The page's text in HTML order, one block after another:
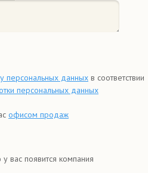
персональных данных в соответствии
персональных данных
офисом продаж
вас появится компания